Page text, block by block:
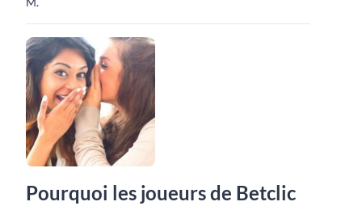
Pourquoi les joueurs de Betclic